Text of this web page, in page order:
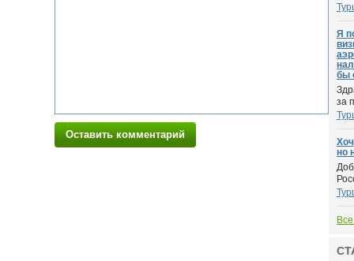
Оставить комментарий
Я
бы
за
но